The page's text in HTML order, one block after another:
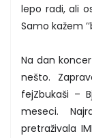
lepo radi, ali
Samo kažem
Na dan
nešto.
fejZbukaši –
meseci.
pretraživala